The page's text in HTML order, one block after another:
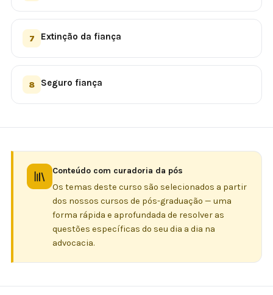
7 Extinção da fiança
8 Seguro fiança
Conteúdo com curadoria da pós
Os temas deste curso são selecionados a partir
dos nossos cursos de pós-graduação — uma
forma rápida e aprofundada de resolver as
questões específicas do seu dia a dia na
advocacia.